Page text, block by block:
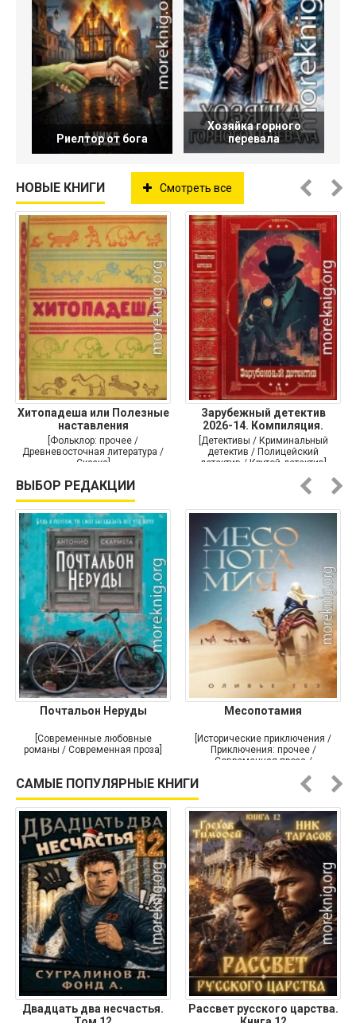
Риелтор от бога
Хозяйка горного
перевала
НОВЫЕ КНИГИ Смотреть все
Хитопадеша или Полезные
наставления
[Фольклор: прочее /
Древневосточная литература /
Сказка]
Зарубежный детектив
2026-14. Компиляция.
Книги
[Детективы / Криминальный
детектив / Полицейский
детектив / Крутой детектив]
ВЫБОР РЕДАКЦИИ
Почтальон Неруды
[Современные любовные
романы / Современная проза]
Месопотамия
[Исторические приключения /
Приключения: прочее /
Современная проза /
САМЫЕ ПОПУЛЯРНЫЕ КНИГИ
Двадцать два несчастья.
Рассвет русского царства.